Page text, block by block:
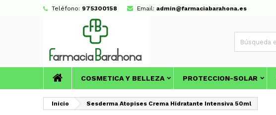
Teléfono: 975300158 Email: admin@farmaciabarahona.es
COSMETICA Y BELLEZA PROTECCION-SOLAR
Inicio Sesderma Atopises Crema Hidratante Intensiva 50ml